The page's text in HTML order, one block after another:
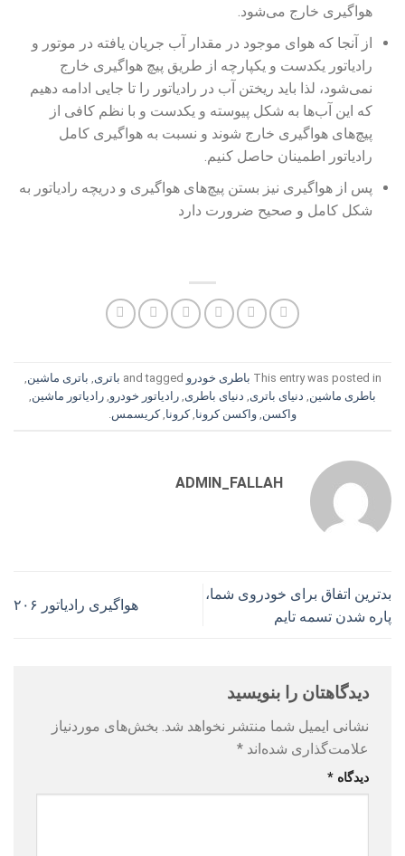
هواگیری خارج می‌شود‌.
از آنجا که هوای موجود در مقدار آب جریان یافته در موتور و
رادیاتور یکدست و یکپارچه از طریق پیچ هواگیری خارج
نمی‌شود، لذا باید ریختن آب در رادیاتور را تا جایی ادامه دهیم
که این آب‌ها به شکل پیوسته و یکدست و با نظم کافی از
پیچ‌های هواگیری خارج شوند و نسبت به هواگیری کامل
رادیاتور اطمینان حاصل کنیم.
پس از هواگیری نیز بستن پیچ‌های هواگیری و دریچه رادیاتور به
شکل کامل و صحیح ضرورت دارد
This entry was posted in باطری خودرو باتری باتری ماشین
باطری ماشین دنیای باتری دنیای باطری رادیاتور خودرو رادیاتور ماشین
واکسن واکسن کرونا ,کرونا ,کریسمس
ADMIN_FALLAH
بدترین اتفاق برای خودروی شما،
پاره شدن تسمه تایم
هواگیری رادیاتور ۲۰۶
دیدگاهتان را بنویسید
نشانی ایمیل شما منتشر نخواهد شد. بخش‌های موردنیاز
علامت‌گذاری شده‌اند *
دیدگاه *